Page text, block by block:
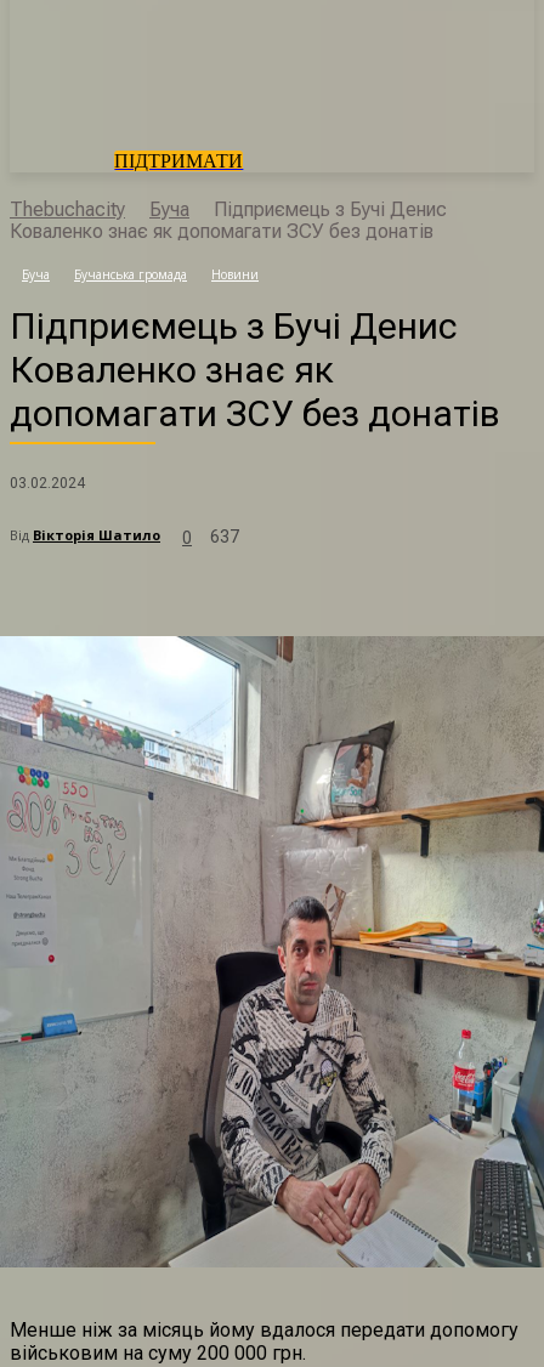
ПІДТРИМАТИ
Thebuchacity Буча
Підприємець з Бучі Денис
Коваленко знає як допомагати ЗСУ без донатів
Буча Бучанська громада Новини
Підприємець з Бучі Денис
Коваленко знає як
допомагати ЗСУ без донатів
03.02.2024
Від Вікторія Шатило 0 637
Менше ніж за місяць йому вдалося передати допомогу
військовим на суму 200 000 грн.